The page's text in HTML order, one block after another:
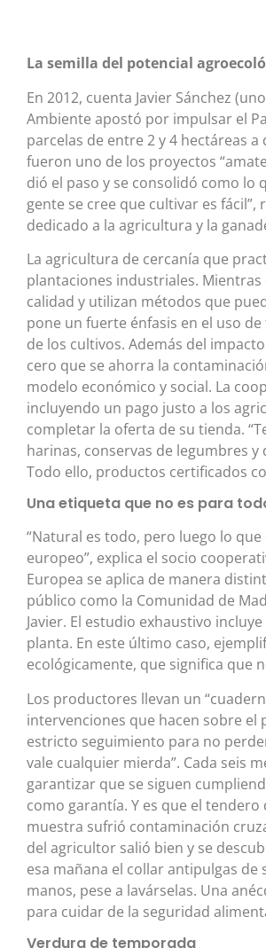
La semilla del potencial
En 2012, cuenta Javier Sánchez
Ambiente apostó por impulsar el
parcelas de entre 2 y 4 hectáreas
fueron uno de los proyectos
dió el paso y se consolidó como lo
gente se cree que cultivar es fácil”,
dedicado a la agricultura y la
La agricultura de cercanía que
plantaciones industriales.
calidad y utilizan métodos que
pone un fuerte énfasis en el uso
de los cultivos. Además del
cero que se ahorra la
modelo económico y social. La
incluyendo un pago justo a los
completar la oferta de su tienda.
harinas, conservas de legumbres
Todo ello, productos certificados
Una etiqueta que no es para
“Natural es todo, pero luego lo
europeo”, explica el socio
Europea se aplica de manera
público como la Comunidad de
Javier. El estudio exhaustivo
planta. En este último caso,
ecológicamente, que significa que
Los productores llevan un
intervenciones que hacen sobre el
estricto seguimiento para no
vale cualquier mierda”. Cada seis
garantizar que se siguen
como garantía. Y es que el
muestra sufrió contaminación
del agricultor salió bien y se
esa mañana el collar antipulgas
manos, pese a lavárselas. Una
para cuidar de la seguridad
Verdura de temporada